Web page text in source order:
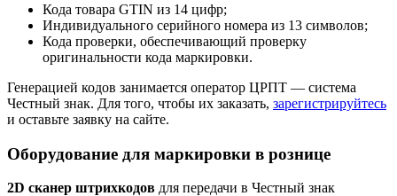
Кода товара GTIN из 14 цифр;
Индивидуального серийного номера из 13 символов;
Кода проверки, обеспечивающий проверку
оригинальности кода маркировки.
Генерацией кодов занимается оператор ЦРПТ — система
Честный знак. Для того, чтобы их заказать, зарегистрируйтесь
и оставьте заявку на сайте.
Оборудование для маркировки в рознице
2D сканер штрихкодов для передачи в Честный знак